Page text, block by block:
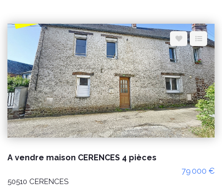
desservant un salon - séjour , une cuisine aménagée et
équipée , toilettes et accès à une terrasse . Au deuxième :
un palier desservant trois chambres , une salle de bains et
toilettes. Au troisième étage : palier desservant une suite
parentale avec salle d'eau privative et toilettes. Par l'accès
à la terrasse un dépendances sur trois niveau avec un
accès indépendant. Grande dépendance sur trois niveaux
de 120 m2 PRIX : 227000€ Honoraires à la charge du
vendeur. Classe énergie : C (157) Classe climat : B (6)
Montant estimé des dépenses annuelles d'énergie pour un
usage standard : entre 2560 € et 3510€ / an Date de
référence des prix de l'énergie utilisés pour établir cette
estimation sur les années 2021, 2022 et 2023 (abonnements
compris). "Les informations sur les risques auxquels ce bien
est exposé sont disponibles sur le site Géorisques :
www.georisques.gouv.fr" Pour visiter : Agence
A vendre maison CERENCES 4 pièces
79 000 €
50510 CERENCES